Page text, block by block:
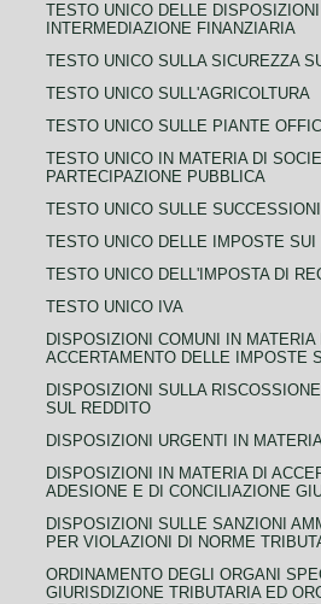
TESTO UNICO DELLE
INTERMEDIAZIONE FINANZIARIA
TESTO UNICO SULLA SICUREZZA
TESTO UNICO SULL'AGRICOLTURA
TESTO UNICO SULLE PIANTE
TESTO UNICO IN MATERIA DI
PARTECIPAZIONE PUBBLICA
TESTO UNICO SULLE
TESTO UNICO DELLE IMPOSTE SUI
TESTO UNICO DELL'IMPOSTA DI
TESTO UNICO IVA
DISPOSIZIONI COMUNI IN MATERIA
ACCERTAMENTO DELLE IMPOSTE
DISPOSIZIONI SULLA
SUL REDDITO
DISPOSIZIONI URGENTI IN
DISPOSIZIONI IN MATERIA DI
ADESIONE E DI CONCILIAZIONE
DISPOSIZIONI SULLE SANZIONI
PER VIOLAZIONI DI NORME
ORDINAMENTO DEGLI ORGANI
GIURISDIZIONE TRIBUTARIA ED